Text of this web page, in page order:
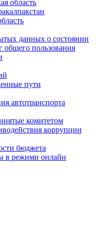
область
данных о состоянии
общего пользования
пути
автотранспорта
комитетом
коррупции
бюджета
в режими онлайн